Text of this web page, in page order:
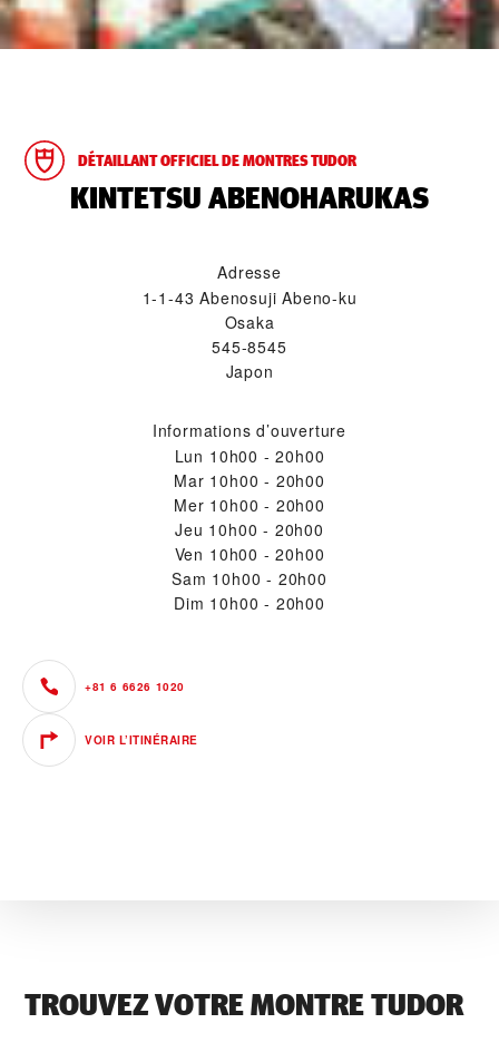
DÉTAILLANT OFFICIEL DE MONTRES TUDOR
‭KINTETSU ABENOHARUKAS‬
Adresse
1-1-43 Abenosuji Abeno-ku
Osaka
545-8545
Japon
Informations d’ouverture
Lun 10h00 - 20h00
Mar 10h00 - 20h00
Mer 10h00 - 20h00
Jeu 10h00 - 20h00
Ven 10h00 - 20h00
Sam 10h00 - 20h00
Dim 10h00 - 20h00
+81 6 6626 1020
VOIR L’ITINÉRAIRE
TROUVEZ VOTRE MONTRE TUDOR